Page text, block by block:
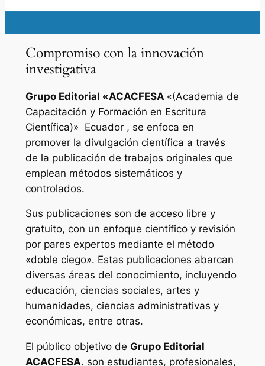
Compromiso con la innovación
investigativa
Grupo Editorial «ACACFESA «(Academia de
Capacitación y Formación en Escritura
Científica)» Ecuador , se enfoca en
promover la divulgación científica a través
de la publicación de trabajos originales que
emplean métodos sistemáticos y
controlados.
Sus publicaciones son de acceso libre y
gratuito, con un enfoque científico y revisión
por pares expertos mediante el método
«doble ciego». Estas publicaciones abarcan
diversas áreas del conocimiento, incluyendo
educación, ciencias sociales, artes y
humanidades, ciencias administrativas y
económicas, entre otras.
El público objetivo de Grupo Editorial
ACACFESA. son estudiantes, profesionales,